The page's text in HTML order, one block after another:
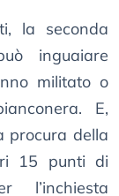
la seconda
inguaiare
militato o
E,
procura della
15 punti di
l’inchiesta